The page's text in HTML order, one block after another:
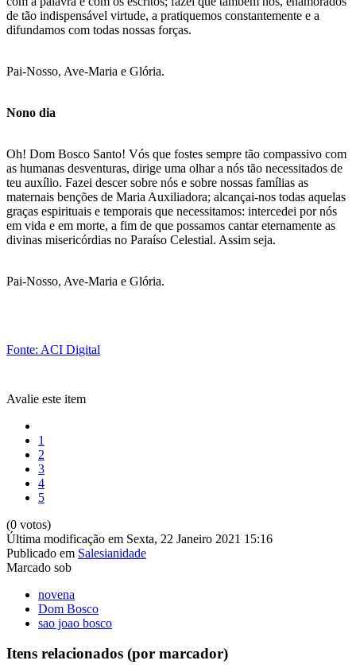
de tão indispensável virtude, a pratiquemos constantemente e a
difundamos com todas nossas forças.
Pai-Nosso, Ave-Maria e Glória.
Nono dia
Oh! Dom Bosco Santo! Vós que fostes sempre tão compassivo com
as humanas desventuras, dirige uma olhar a nós tão necessitados de
teu auxílio. Fazei descer sobre nós e sobre nossas famílias as
maternais benções de Maria Auxiliadora; alcançai-nos todas aquelas
graças espirituais e temporais que necessitamos: intercedei por nós
em vida e em morte, a fim de que possamos cantar eternamente as
divinas misericórdias no Paraíso Celestial. Assim seja.
Pai-Nosso, Ave-Maria e Glória.
Fonte: ACI Digital
Avalie este item
1
2
3
4
5
(0 votos)
Última modificação em Sexta, 22 Janeiro 2021 15:16
Publicado em Salesianidade
Marcado sob
novena
Dom Bosco
sao joao bosco
Itens relacionados (por marcador)